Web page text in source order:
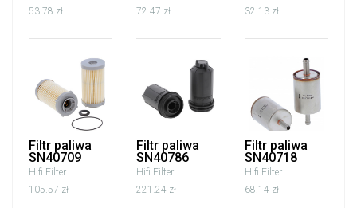
53.78 zł
72.47 zł
32.13 zł
Filtr paliwa
SN40709
Hifi Filter
105.57 zł
Filtr paliwa
SN40786
Hifi Filter
221.24 zł
Filtr paliwa
SN40718
Hifi Filter
68.14 zł